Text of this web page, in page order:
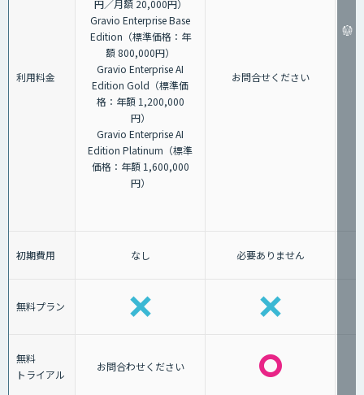
利用料金
円／月額 20,000円）
Gravio Enterprise Base
Edition（標準価格：年
額 800,000円）
Gravio Enterprise AI
Edition Gold（標準価
格：年額 1,200,000
円）
Gravio Enterprise AI
Edition Platinum（標準
価格：年額 1,600,000
円）
お問合せください
初期費用 なし 必要ありません
無料プラン
無料
トライアル
お問合わせください